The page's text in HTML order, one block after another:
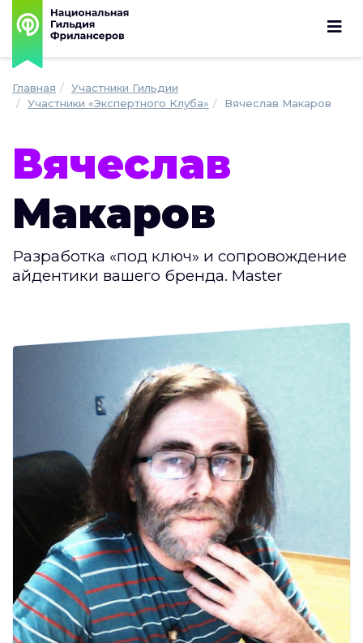
Главная
Участники Гильдии
Участники «Экспертного Клуба»
Вячеслав Макаров
Вячеслав
Макаров
Разработка «под ключ» и сопровождение
айдентики вашего бренда. Master